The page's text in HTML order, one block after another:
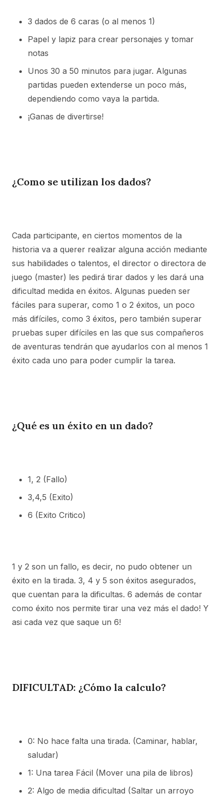
3 dados de 6 caras (o al menos 1)
Papel y lapiz para crear personajes y tomar
notas
Unos 30 a 50 minutos para jugar. Algunas
partidas pueden extenderse un poco más,
dependiendo como vaya la partida.
¡Ganas de divertirse!
¿Como se utilizan los dados?
Cada participante, en ciertos momentos de la
historia va a querer realizar alguna acción mediante
sus habilidades o talentos, el director o directora de
juego (master) les pedirá tirar dados y les dará una
dificultad medida en éxitos. Algunas pueden ser
fáciles para superar, como 1 o 2 éxitos, un poco
más difíciles, como 3 éxitos, pero también superar
pruebas super difíciles en las que sus compañeros
de aventuras tendrán que ayudarlos con al menos 1
éxito cada uno para poder cumplir la tarea.
¿Qué es un éxito en un dado?
1, 2 (Fallo)
3,4,5 (Exito)
6 (Exito Critico)
1 y 2 son un fallo, es decir, no pudo obtener un
éxito en la tirada. 3, 4 y 5 son éxitos asegurados,
que cuentan para la dificultas. 6 además de contar
como éxito nos permite tirar una vez más el dado! Y
asi cada vez que saque un 6!
DIFICULTAD: ¿Cómo la calculo?
0: No hace falta una tirada. (Caminar, hablar,
saludar)
1: Una tarea Fácil (Mover una pila de libros)
2: Algo de media dificultad (Saltar un arroyo